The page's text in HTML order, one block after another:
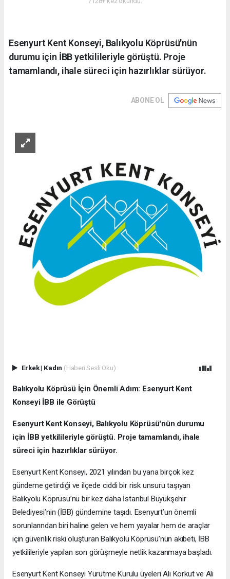
Esenyurt Kent Konseyi, Balıkyolu Köprüsü'nün
durumu için İBB yetkilileriyle görüştü. Proje
tamamlandı, ihale süreci için hazırlıklar sürüyor.
ABONE OL
Erkek| Kadın (Haberi Sesli Oku)
Balıkyolu Köprüsü İçin Önemli Adım: Esenyurt Kent
Konseyi İBB ile Görüştü
Esenyurt Kent Konseyi, Balıkyolu Köprüsü'nün durumu
için İBB yetkilileriyle görüştü. Proje tamamlandı, ihale
süreci için hazırlıklar sürüyor.
Esenyurt Kent Konseyi, 2021 yılından bu yana birçok kez
gündeme getirdiği ve ilçede ciddi bir risk unsuru taşıyan
Balıkyolu Köprüsü’nü bir kez daha İstanbul Büyükşehir
Belediyesi’nin (İBB) gündemine taşıdı. Esenyurt’un önemli
sorunlarından biri haline gelen ve hem yayalar hem de araçlar
için güvenlik riski oluşturan Balıkyolu Köprüsü’nün akıbeti, İBB
yetkilileriyle yapılan son görüşmeyle netlik kazanmaya başladı.
Esenyurt Kent Konseyi Yürütme Kurulu üyeleri Ali Korkut ve Ali